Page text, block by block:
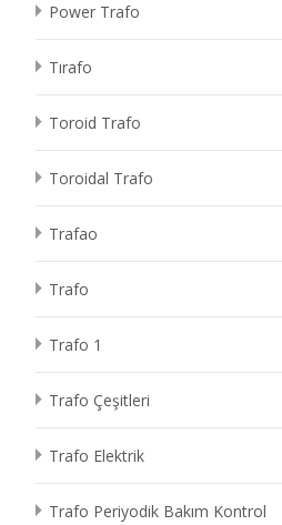
Power Trafo
Tırafo
Toroid Trafo
Toroidal Trafo
Trafao
Trafo
Trafo 1
Trafo Çeşitleri
Trafo Elektrik
Trafo Periyodik Bakım Kontrol